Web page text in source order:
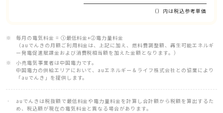
（）内は税込参考単価
毎月の電気料金 = ①最低料金+②電力量料金
（auでんきの月額ご利用料金は、上記に加え、燃料費調整額、再生可能エネルギ
ー発電促進賦課金および消費税相当額を加えた金額となります。）
小売電気事業者は中国電力です。
中国電力の供給エリアにおいて、auエネルギー＆ライフ株式会社との協業により
「auでんき」を提供します。
auでんきは税抜額で最低料金や電力量料金を計算し合計額から税額を算出するた
め、税込額が現在の電気料金と異なる場合があります。